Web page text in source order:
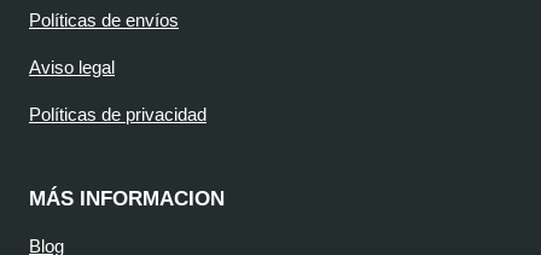
Políticas de envíos
Aviso legal
Políticas de privacidad
MÁS INFORMACION
Blog